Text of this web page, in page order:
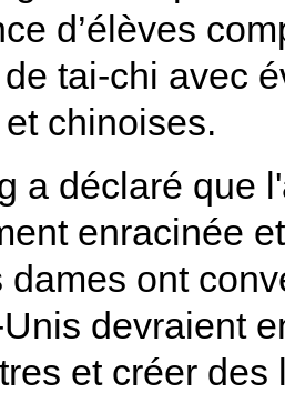
d’élèves
tai-chi avec
chinoises.
a déclaré que
enracinée
dames ont
devraient
et créer des